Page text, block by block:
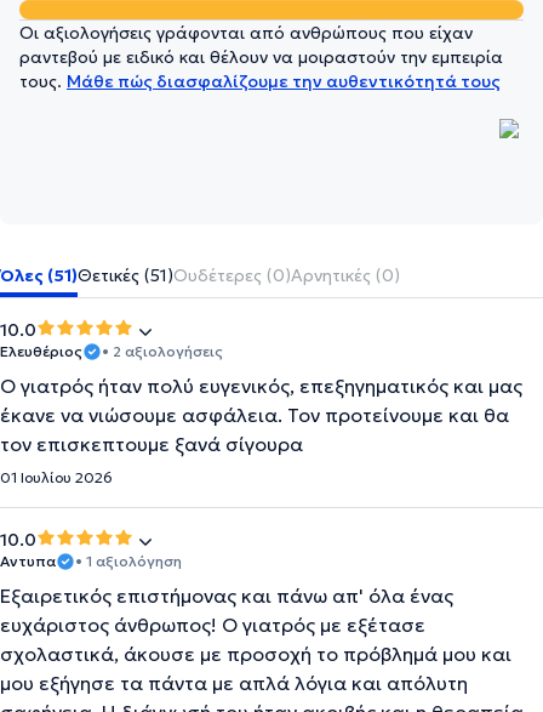
Οι αξιολογήσεις γράφονται από ανθρώπους που είχαν
ραντεβού με ειδικό και θέλουν να μοιραστούν την εμπειρία
τους. Μάθε πώς διασφαλίζουμε την αυθεντικότητά τους
Όλες (51)Θετικές (51)Ουδέτερες (0)Αρνητικές (0)
10.0
Ελευθέριος • 2 αξιολογήσεις
Ο γιατρός ήταν πολύ ευγενικός, επεξηγηματικός και μας
έκανε να νιώσουμε ασφάλεια. Τον προτείνουμε και θα
τον επισκεπτουμε ξανά σίγουρα
01 Ιουλίου 2026
10.0
Αντυπα • 1 αξιολόγηση
Εξαιρετικός επιστήμονας και πάνω απ' όλα ένας
ευχάριστος άνθρωπος! Ο γιατρός με εξέτασε
σχολαστικά, άκουσε με προσοχή το πρόβλημά μου και
μου εξήγησε τα πάντα με απλά λόγια και απόλυτη